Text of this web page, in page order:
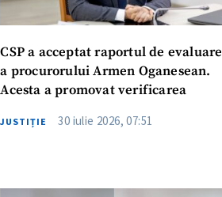
CSP a acceptat raportul de evaluare
a procurorului Armen Oganesean.
Acesta a promovat verificarea
JUSTIȚIE 30 iulie 2026, 07:51